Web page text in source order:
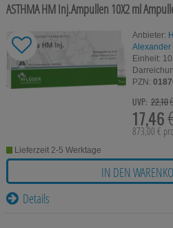
Herz, Kreislauf & Gefäße
Magen/Darm & Leber/Galle
Schmerzen
Für Sie
Schwangerschaft & Stillzeit
ASTHMA HM Inj.Ampullen 10X2 ml
Anbieter:
Alexander
Einheit:
PZN:
UVP: 22,10
17,46
873,00 € pro
Lieferzeit 2-5 Werktage
IN DEN
Details